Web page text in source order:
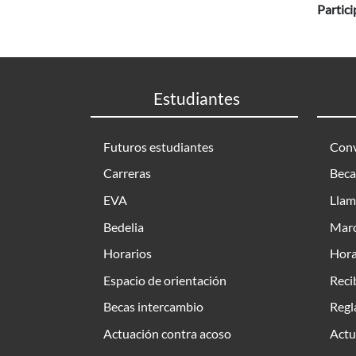
Estudiantes
Futuros estudiantes
Carreras
EVA
Bedelia
Horarios
Espacio de orientación
Becas intercambio
Actuación contra acoso